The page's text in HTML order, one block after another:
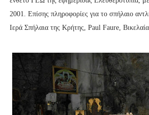
2001. Επίσης πληροφορίες για το σπήλαιο
Ιερά Σπήλαια της Κρήτης, Paul Faure,